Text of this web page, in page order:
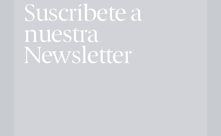
Suscríbete a
nuestra
Newsletter